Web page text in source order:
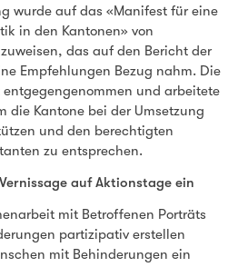
wurde auf das «Manifest für eine
in den Kantonen» von
das auf den Bericht der
Empfehlungen Bezug nahm. Die
und arbeitete
die Kantone bei der Umsetzung
und den berechtigten
zu entsprechen.
auf Aktionstage ein
mit Betroffenen Porträts
partizipativ erstellen
mit Behinderungen ein